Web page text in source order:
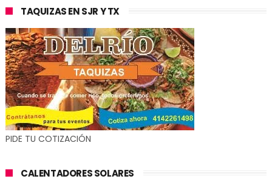
TAQUIZAS EN SJR Y TX
PIDE TU COTIZACIÓN
CALENTADORES SOLARES